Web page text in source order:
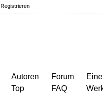
Registrieren
Autoren
Top
Forum
FAQ